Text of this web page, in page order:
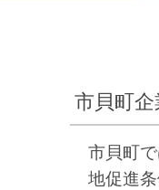
市貝町
市貝町
地促進